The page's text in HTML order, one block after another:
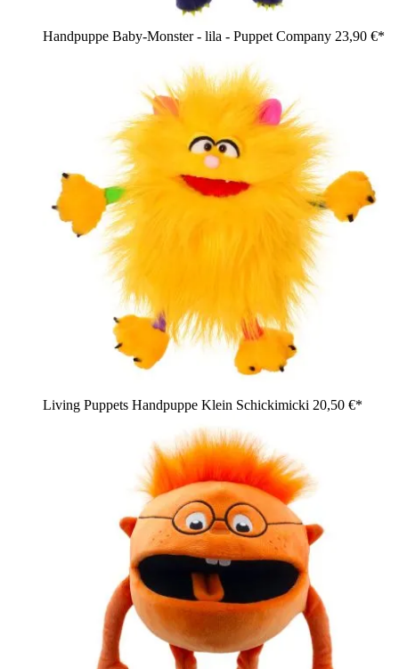
Handpuppe Baby-Monster - lila - Puppet Company 23,90 €*
Living Puppets Handpuppe Klein Schickimicki 20,50 €*